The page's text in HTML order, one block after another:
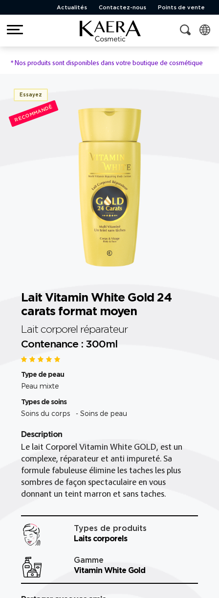
Actualités Contactez-nous Points de vente
*Nos produits sont disponibles dans votre boutique de cosmétique
Essayez
RECOMMANDÉ
Lait Vitamin White Gold 24
carats format moyen
Lait corporel réparateur
Contenance : 300ml
Type de peau
Peau mixte
Types de soins
Soins du corps - Soins de peau
Description
Le lait Corporel Vitamin White GOLD, est un
complexe, réparateur et anti impureté. Sa
formule fabuleuse élimine les taches les plus
sombres de façon spectaculaire en vous
donnant un teint marron et sans taches.
Types de produits
Laits corporels
Gamme
Vitamin White Gold